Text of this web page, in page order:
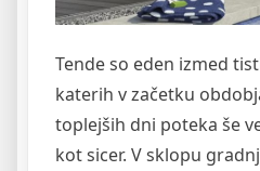
Tende so eden izmed
katerih v začetku
toplejših dni poteka še
kot sicer. V sklopu